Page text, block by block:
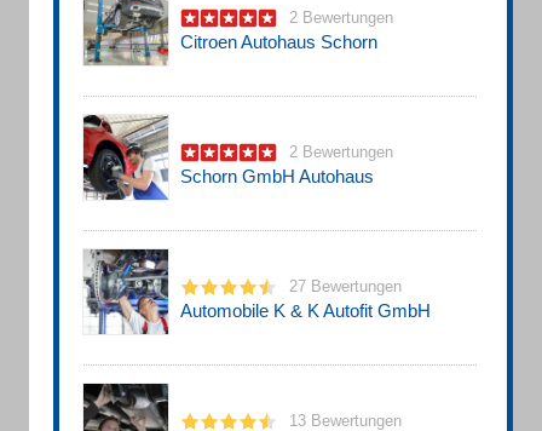
2 Bewertungen
Citroen Autohaus Schorn
2 Bewertungen
Schorn GmbH Autohaus
27 Bewertungen
Automobile K & K Autofit GmbH
13 Bewertungen